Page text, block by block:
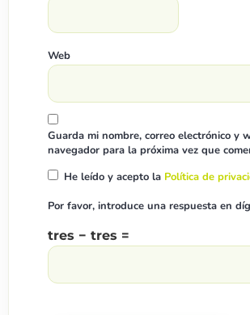
Web
Guarda mi nombre, correo electrónico y
navegador para la próxima vez que
He leído y acepto la Política de
Por favor, introduce una respuesta en
tres − tres =